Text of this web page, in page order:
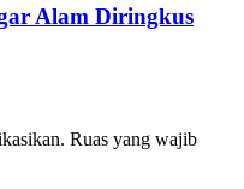
Alam Diringkus
Ruas yang wajib